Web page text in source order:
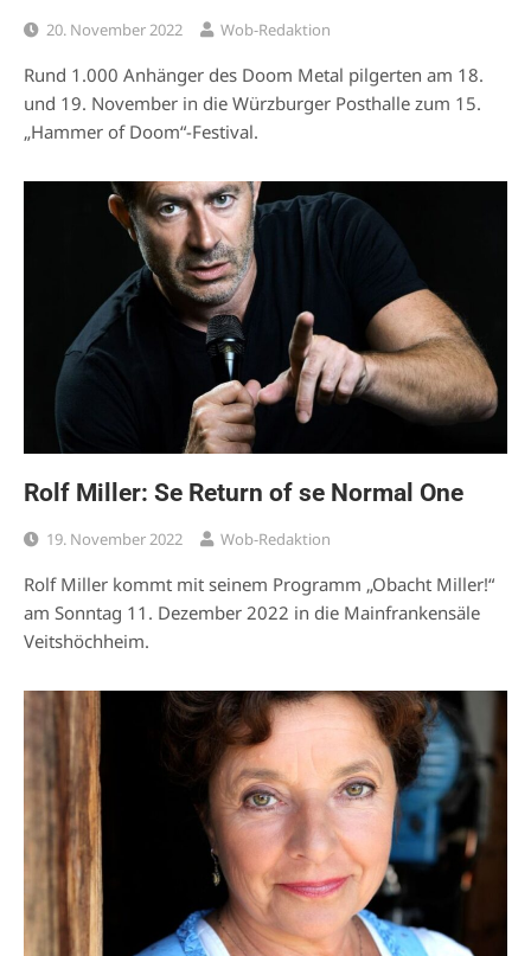
20. November 2022 Wob-Redaktion
Rund 1.000 Anhänger des Doom Metal pilgerten am 18.
und 19. November in die Würzburger Posthalle zum 15.
„Hammer of Doom“-Festival.
Rolf Miller: Se Return of se Normal One
19. November 2022 Wob-Redaktion
Rolf Miller kommt mit seinem Programm „Obacht Miller!“
am Sonntag 11. Dezember 2022 in die Mainfrankensäle
Veitshöchheim.